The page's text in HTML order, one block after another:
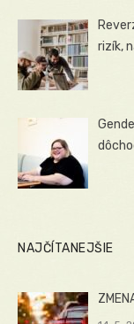
rizík,
NAJČÍTANEJŠIE